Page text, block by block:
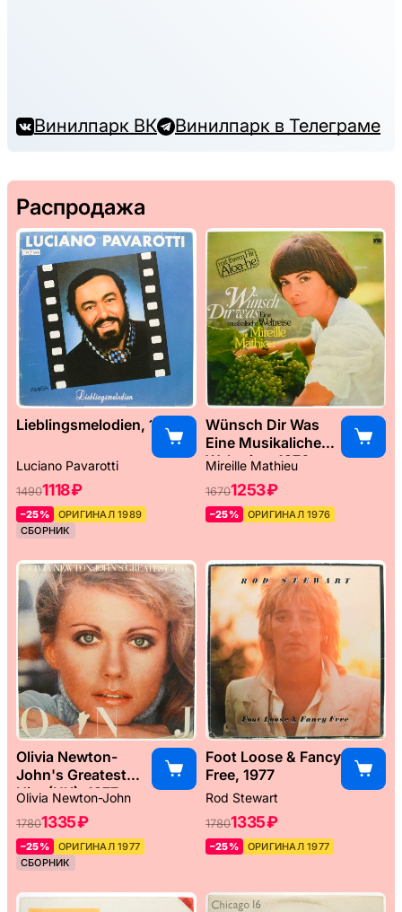
Винилпарк ВК Винилпарк в Телеграме
Распродажа
Lieblingsmelodien, 1989
Luciano Pavarotti
14901118 ₽
–25%
ОРИГИНАЛ 1989
СБОРНИК
Wünsch Dir Was
Eine Musikaliche
Weltreise, 1976
Mireille Mathieu
16701253 ₽
–25% ОРИГИНАЛ 1976
Olivia Newton-
John's Greatest
Hits (UK), 1977
Olivia Newton-John
17801335 ₽
–25%
ОРИГИНАЛ 1977
СБОРНИК
Foot Loose & Fancy
Free, 1977
Rod Stewart
17801335 ₽
–25% ОРИГИНАЛ 1977